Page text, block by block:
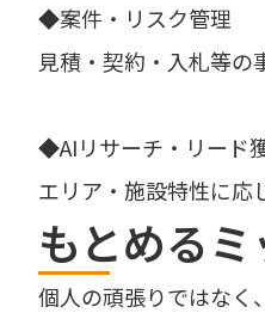
◆案件・リスク管理
見積・契約・入札等の
◆AIリサーチ・リード
エリア・施設特性に応
もとめる
個人の頑張りではなく